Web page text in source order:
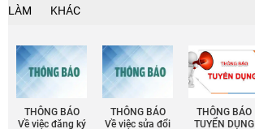
LÀM KHÁC
THÔNG BÁO
Về việc đăng ký
THÔNG BÁO
Về việc sửa đổi
THÔNG BÁO
TUYỂN DỤNG